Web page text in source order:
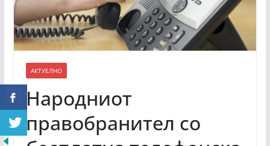
АКТУЕЛНО
Народниот
правобранител со